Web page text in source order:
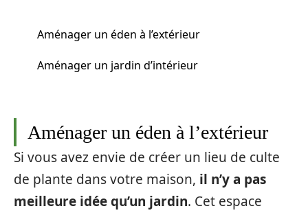
Aménager un éden à l’extérieur
Aménager un jardin d’intérieur
Aménager un éden à l’extérieur
Si vous avez envie de créer un lieu de culte
de plante dans votre maison, il n’y a pas
meilleure idée qu’un jardin. Cet espace